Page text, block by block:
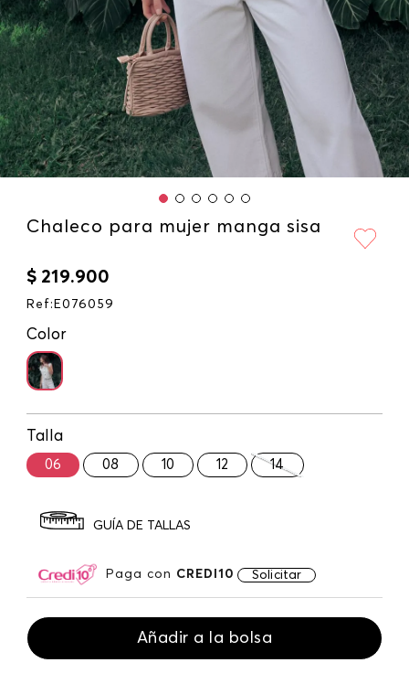
Chaleco para mujer manga sisa
$ 219.900
Ref : E076059
Color
Talla
06 08 10 12 14
GUÍA DE TALLAS
Paga con CREDI10 Solicitar
Añadir a la bolsa